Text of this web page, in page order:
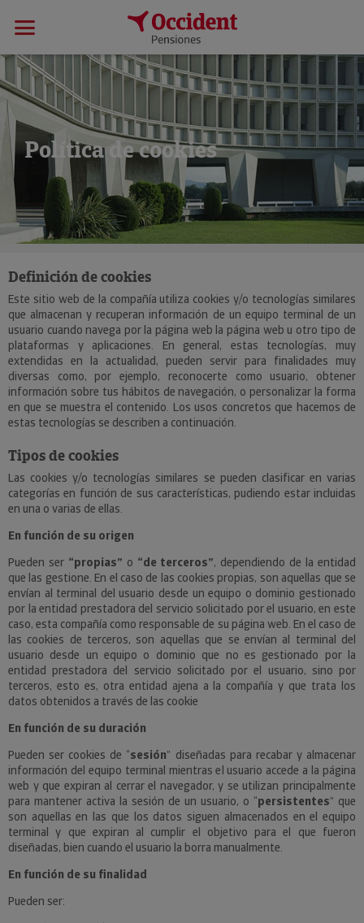
Política de cookies
Definición de cookies
Este sitio web de la compañía utiliza cookies y/o tecnologías similares
que almacenan y recuperan información de un equipo terminal de un
usuario cuando navega por la página web la página web u otro tipo de
plataformas y aplicaciones. En general, estas tecnologías, muy
extendidas en la actualidad, pueden servir para finalidades muy
diversas como, por ejemplo, reconocerte como usuario, obtener
información sobre tus hábitos de navegación, o personalizar la forma
en que se muestra el contenido. Los usos concretos que hacemos de
estas tecnologías se describen a continuación.
Tipos de cookies
Las cookies y/o tecnologías similares se pueden clasificar en varias
categorías en función de sus características, pudiendo estar incluidas
en una o varias de ellas.
En función de su origen
Pueden ser “propias” o “de terceros”, dependiendo de la entidad
que las gestione. En el caso de las cookies propias, son aquellas que se
envían al terminal del usuario desde un equipo o dominio gestionado
por la entidad prestadora del servicio solicitado por el usuario, en este
caso, esta compañía como responsable de su página web. En el caso de
las cookies de terceros, son aquellas que se envían al terminal del
usuario desde un equipo o dominio que no es gestionado por la
entidad prestadora del servicio solicitado por el usuario, sino por
terceros, esto es, otra entidad ajena a la compañía y que trata los
datos obtenidos a través de las cookie
En función de su duración
Pueden ser cookies de “sesión” diseñadas para recabar y almacenar
información del equipo terminal mientras el usuario accede a la página
web y que expiran al cerrar el navegador, y se utilizan principalmente
para mantener activa la sesión de un usuario, o “persistentes” que
son aquellas en las que los datos siguen almacenados en el equipo
terminal y que expiran al cumplir el objetivo para el que fueron
diseñadas, bien cuando el usuario la borra manualmente.
En función de su finalidad
Pueden ser: